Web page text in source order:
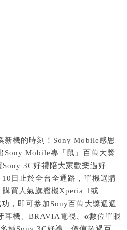
新機的時刻！Sony Mobile感恩
Sony Mobile專「鼠」百萬大獎
3C好禮陪大家歡樂過好
日止於全台全通路，單機選購
買人氣旗艦機Xperia 1或
，即可參加Sony百萬大獎週週
耳機、BRAVIA電視、α數位單眼